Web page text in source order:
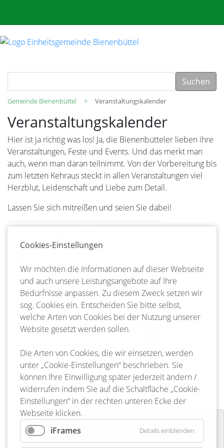
Suchen
Gemeinde Bienenbüttel Veranstaltungskalender
Veranstaltungskalender
Hier ist ja richtig was los! Ja, die Bienenbütteler lieben ihre
Veranstaltungen, Feste und Events. Und das merkt man
auch, wenn man daran teilnimmt. Von der Vorbereitung bis
zum letzten Kehraus steckt in allen Veranstaltungen viel
Herzblut, Leidenschaft und Liebe zum Detail.
Lassen Sie sich mitreißen und seien Sie dabei!
2 3 4 5 6 7
9 10 11 12 13 14
15 16 17 18 19 20
22 23 24 25 26 27 28
29 30 31
Laternenumzug Freiwillige Feuerwehr
Hohenbostel
Cookies-Einstellungen
Wir möchten die Informationen auf dieser Webseite
und auch unsere Leistungsangebote auf Ihre
Bedürfnisse anpassen. Zu diesem Zweck setzen wir
sog. Cookies ein. Entscheiden Sie bitte selbst,
welche Arten von Cookies bei der Nutzung unserer
Website gesetzt werden sollen.
Die Arten von Cookies, die wir einsetzen, werden
unter „Cookie-Einstellungen“ beschrieben. Sie
können Ihre Einwilligung später jederzeit ändern /
widerrufen indem Sie auf die Schaltfläche „Cookie-
Einstellungen“ in der rechten unteren Ecke der
Webseite klicken.
iFrames
Details einblenden